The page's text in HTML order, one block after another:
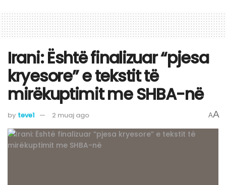
Irani: Është finalizuar “pjesa
kryesore” e tekstit të
mirëkuptimit me SHBA-në
by teve1 2 muaj ago AA